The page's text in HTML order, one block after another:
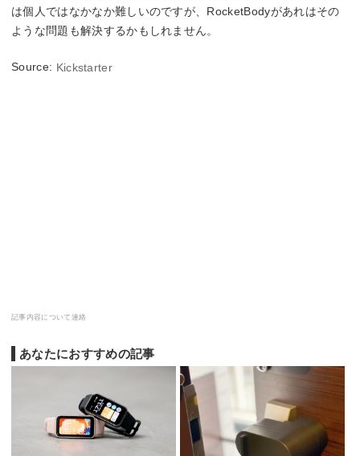
は個人ではなかなか難しいのですが、RocketBodyがあれはその
ような問題も解決するかもしれません。
Source: Kickstarter
記事内容について連絡
あなたにおすすめの記事